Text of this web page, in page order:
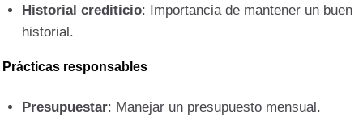
Historial crediticio: Importancia de mantener un buen
historial.
Prácticas responsables
Presupuestar: Manejar un presupuesto mensual.